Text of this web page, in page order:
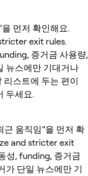
먼저 확인해요.
exit rules.
증거금 사용량,
뉴스에만 기대거나
리스트에 두는 편이
두세요.
근 움직임”을 먼저 확
and stricter exit
성, funding, 증거금
가 단일 뉴스에만 기